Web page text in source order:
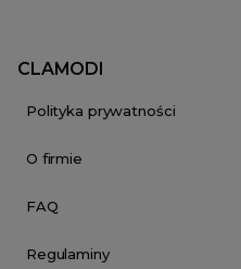
CLAMODI
Polityka prywatności
O firmie
FAQ
Regulaminy